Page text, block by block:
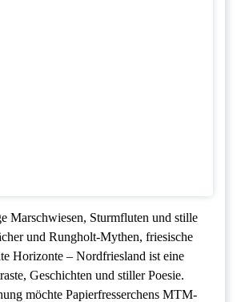
Marschwiesen, Sturmfluten und stille
und Rungholt-Mythen, friesische
Horizonte – Nordfriesland ist eine
Geschichten und stiller Poesie.
möchte Papierfresserchens MTM-